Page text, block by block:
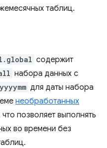
таблиц.
содержит
набора данных с
yyyymm для даты набора
необработанных
позволяет выполнять
во времени без